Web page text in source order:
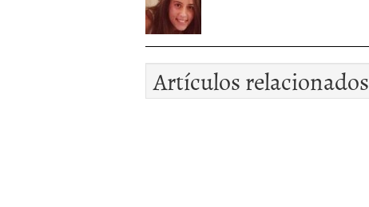
Artículos relacionados